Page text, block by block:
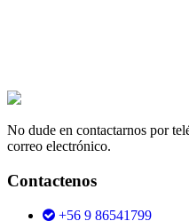
No dude en contactarnos por
correo electrónico.
Contactenos
+56 9 86541799